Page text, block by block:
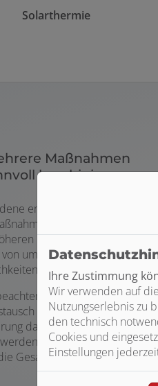
Solarthermie
Maßnahmen
kombinieren
energetische
miteinander verbindet,
Effizienzstandard
umfangreicheren
profitieren.
dass die Förderung für
nur einen Teil der
darstellt. Weitere
ebenfalls berücksichtigt
Gesamtförderung positiv
Ihre Zustimmung
Wir verwenden auf
Nutzungserlebnis zu
den technisch
Cookies und
Einstellungen